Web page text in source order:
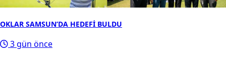
OKLAR SAMSUN’DA HEDEFİ BULDU
3 gün önce